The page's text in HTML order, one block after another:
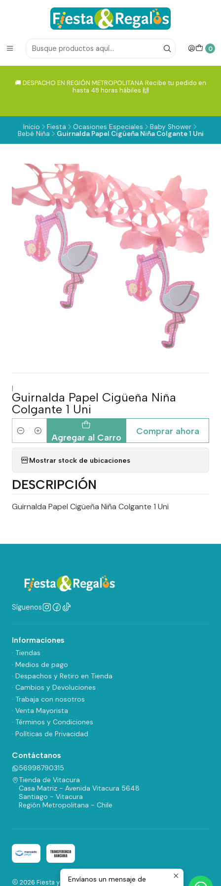
0
🚚 DESPACHO EN REGIÓN METROPOLITANA Recibe tu pedido en
hasta 48 horas hábiles 🙌
Inicio Fiesta Ocasiones Especiales
Baby Shower
Bebé Niña
Guirnalda Papel Cigüeña Niña Colgante 1 Uni
|
Guirnalda Papel Cigüeña Niña
Colgante 1 Uni
Cantidad Agregar al Carro
Comprar ahora
Mostrar stock de ubicaciones
DESCRIPCIÓN
Guirnalda Papel Cigüeña Niña Colgante 1 Uni
Síguenos
Informaciones
· Tiendas
· Medios de pago
· Despachos y Retiro en Tienda
· Cambios y Devoluciones
· Trabaja con nosotros
· Venta Mayorista
· Términos y Condiciones
· Políticas de Privacidad
Contáctanos
56998790315
Tienda de Vitacura
Casa Matriz - Avenida Vitacura 5648
Santiago - Vitacura
Región Metropolitana - Chile
2026 Fiesta y Regalos.Envíanos un mensaje de